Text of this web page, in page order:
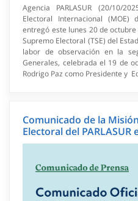
Agencia PARLASUR (20/10/
Electoral Internacional (MOE)
entregó este lunes 20 de
Supremo Electoral (TSE) del
labor de observación en la
Generales, celebrada el 19 de
Rodrigo Paz como Presidente y
Comunicado de la
Electoral del PARLASUR